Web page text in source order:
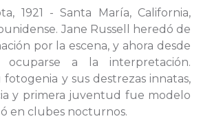
1921 - Santa María, California,
Jane Russell heredó de
por la escena, y ahora desde
ocuparse a la interpretación.
y sus destrezas innatas,
y primera juventud fue modelo
en clubes nocturnos.